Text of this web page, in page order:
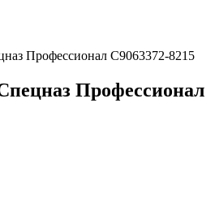
Профессионал С9063372-8215
Профессионал